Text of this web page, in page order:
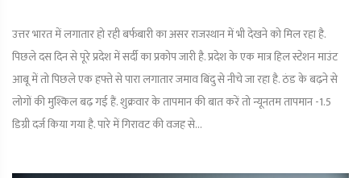
उत्तर भारत में लगातार हो रही बर्फबारी का असर राजस्थान में भी देखने को मिल रहा है.
पिछले दस दिन से पूरे प्रदेश में सर्दी का प्रकोप जारी है. प्रदेश के एक मात्र हिल स्टेशन माउंट
आबू में तो पिछले एक हफ्ते से पारा लगातार जमाव बिंदु से नीचे जा रहा है. ठंड के बढ़ने से
लोगों की मुश्किल बढ़ गई हैं. शुक्रवार के तापमान की बात करें तो न्यूनतम तापमान -1.5
डिग्री दर्ज किया गया है. पारे में गिरावट की वजह से...